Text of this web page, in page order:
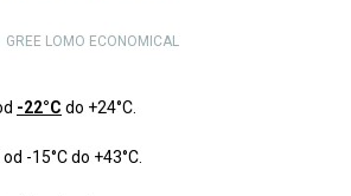
GREE LOMO ECONOMICAL
-22°C do +24°C.
-15°C do +43°C.